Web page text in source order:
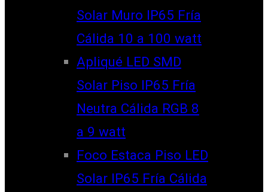
Solar Muro IP65 Fría
Cálida 10 a 100 watt
Apliqué LED SMD
Solar Piso IP65 Fría
Neutra Cálida RGB 8
a 9 watt
Foco Estaca Piso LED
Solar IP65 Fría Cálida